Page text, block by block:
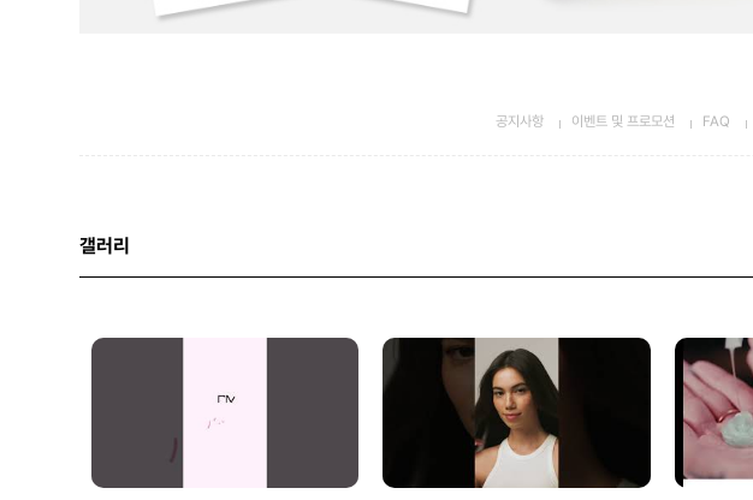
공지사항 이벤트 및 프로모션 FAQ
갤러리